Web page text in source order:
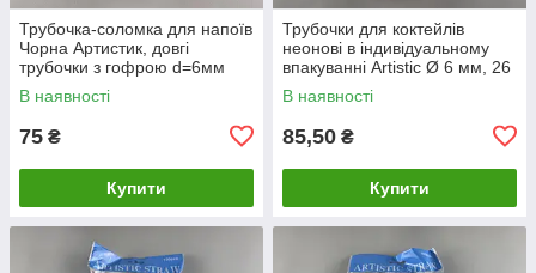
Трубочка-соломка для напоїв
Чорна Артистик, довгі
трубочки з гофрою d=6мм
довжина 26см (100 шт)
В наявності
75 ₴
Купити
Трубочки для коктейлів
неонові в індивідуальному
впакуванні Artistic Ø 6 мм, 26
см (100 шт)
В наявності
85,50 ₴
Купити